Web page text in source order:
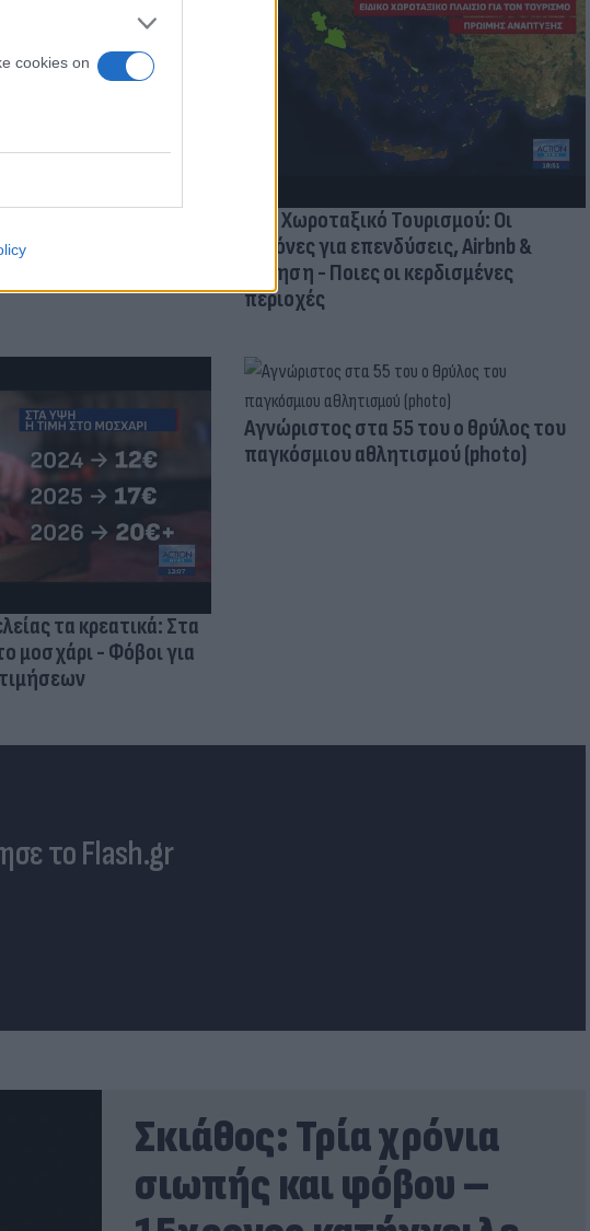
cookies on
έχουν κατοικίδια! Οι
φως στις
Νέο Χωροταξικό Τουρισμού: Οι
κανόνες για επενδύσεις, Airbnb &
δόμηση - Ποιες οι κερδισμένες
περιοχές
τα κρεατικά: Στα
μοσχάρι - Φόβοι για
Aγνώριστος στα 55 του ο θρύλος του
παγκόσμιου αθλητισμού (photo)
το Flash.gr
Σκιάθος: Τρία χρόνια
σιωπής και φόβου –